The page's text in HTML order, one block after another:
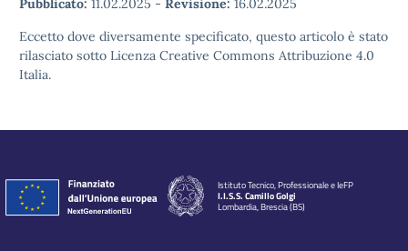
Pubblicato: 11.02.2025 - Revisione: 16.02.2025
Eccetto dove diversamente specificato, questo articolo è stato
rilasciato sotto Licenza Creative Commons Attribuzione 4.0
Italia.
Istituto Tecnico, Professionale e IeFP
I.I.S.S. Camillo Golgi
Lombardia, Brescia (BS)